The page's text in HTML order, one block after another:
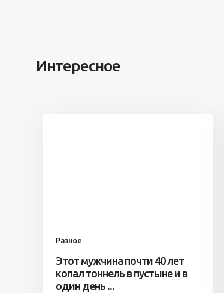
Интересное
Разное
Этот мужчина почти 40 лет
копал тоннель в пустыне и в
один день ...